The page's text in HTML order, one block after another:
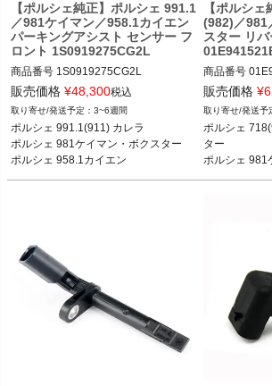
【ポルシェ純正】ポルシェ 991.1
／981ケイマン／958.1カイエン
パーキングアシスト センサー フ
ロント 1S0919275CG2L
商品番号 1S0919275CG2L
ポルシェ 991.1(911) カレラ／カレラS
／カレラ4／カレラ4S／GTS 12-16
ポルシェ 981ケイマン ケイマン／ケイ
マンS／GT4 12-16
ポルシェ 981ボクスター ボクスター／
S ハイブリッド／GTS 10-14
*カイエンは以下 オプションコード装
備モデルに適合：
アビューカメラ（ロー・バージョ
販売価格 ¥48,300税込
3~6週間
ポルシェ 991.1(911) カレラ
ポルシェ 981ケイマン・ボクスター
【ポルシ
(982)／981
スター リ
商品番号
ポルシェ
／ケイマンS
ンGT4／ケイ
ポルシェ
ター／ボクス
16-
ボクスターS
ポルシェ
イマンS／ケ
ポルシェ
／ボクスター
*6-speed マ
販売価格 ¥
ポルシェ
ター
ポルシェ 981